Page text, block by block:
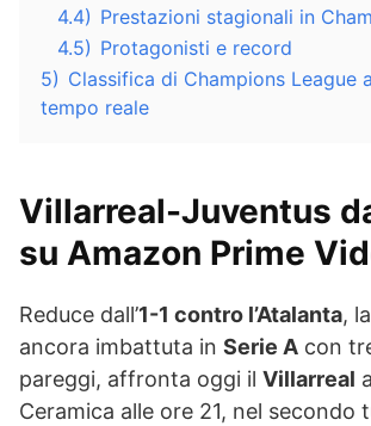
4.4) Prestazioni stagionali in
4.5) Protagonisti e record
5) Classifica di Champions League
tempo reale
Villarreal-Juventus
su Amazon Prime
Reduce dall’1-1 contro l’Atalanta, la
ancora imbattuta in Serie A con
pareggi, affronta oggi il Villarreal
Ceramica alle ore 21, nel secondo